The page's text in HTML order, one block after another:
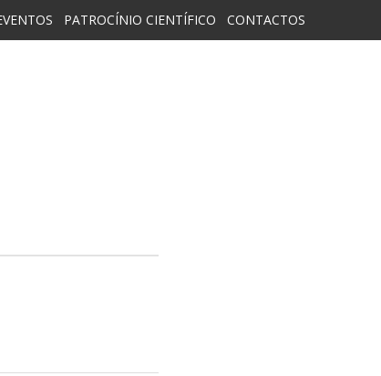
PATROCÍNIO CIENTÍFICO CONTACTOS